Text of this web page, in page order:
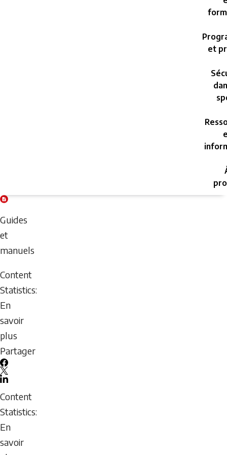
et
Guides
et
manuels
Content
Statistics:
En
savoir
plus
sur
MER
Politique
de
vérification
des
antécédents
Partager
Facebook
X
Email
icon
Content
Statistics:
En
savoir
Friday,
August
7,
2026
01:04
Friday,
August
7,
2026
-
01:04